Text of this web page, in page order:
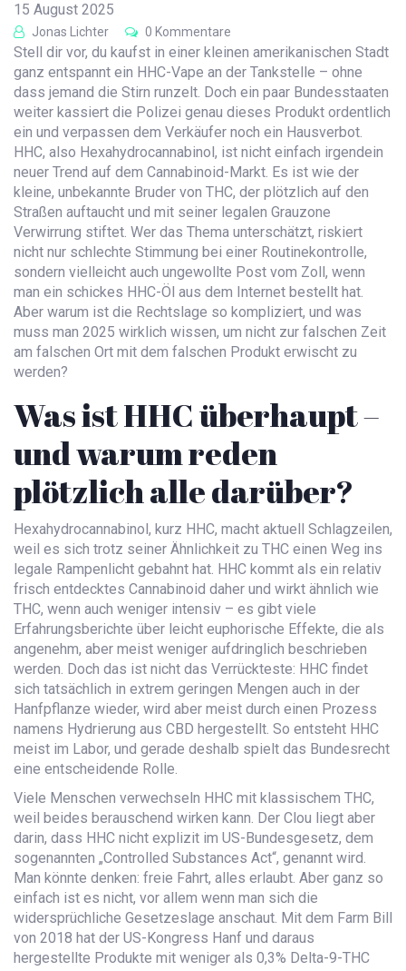
15 August 2025
Jonas Lichter 0 Kommentare
Stell dir vor, du kaufst in einer kleinen amerikanischen Stadt
ganz entspannt ein HHC-Vape an der Tankstelle – ohne
dass jemand die Stirn runzelt. Doch ein paar Bundesstaaten
weiter kassiert die Polizei genau dieses Produkt ordentlich
ein und verpassen dem Verkäufer noch ein Hausverbot.
HHC, also Hexahydrocannabinol, ist nicht einfach irgendein
neuer Trend auf dem Cannabinoid-Markt. Es ist wie der
kleine, unbekannte Bruder von THC, der plötzlich auf den
Straßen auftaucht und mit seiner legalen Grauzone
Verwirrung stiftet. Wer das Thema unterschätzt, riskiert
nicht nur schlechte Stimmung bei einer Routinekontrolle,
sondern vielleicht auch ungewollte Post vom Zoll, wenn
man ein schickes HHC-Öl aus dem Internet bestellt hat.
Aber warum ist die Rechtslage so kompliziert, und was
muss man 2025 wirklich wissen, um nicht zur falschen Zeit
am falschen Ort mit dem falschen Produkt erwischt zu
werden?
Was ist HHC überhaupt –
und warum reden
plötzlich alle darüber?
Hexahydrocannabinol, kurz HHC, macht aktuell Schlagzeilen,
weil es sich trotz seiner Ähnlichkeit zu THC einen Weg ins
legale Rampenlicht gebahnt hat. HHC kommt als ein relativ
frisch entdecktes Cannabinoid daher und wirkt ähnlich wie
THC, wenn auch weniger intensiv – es gibt viele
Erfahrungsberichte über leicht euphorische Effekte, die als
angenehm, aber meist weniger aufdringlich beschrieben
werden. Doch das ist nicht das Verrückteste: HHC findet
sich tatsächlich in extrem geringen Mengen auch in der
Hanfpflanze wieder, wird aber meist durch einen Prozess
namens Hydrierung aus CBD hergestellt. So entsteht HHC
meist im Labor, und gerade deshalb spielt das Bundesrecht
eine entscheidende Rolle.
Viele Menschen verwechseln HHC mit klassischem THC,
weil beides berauschend wirken kann. Der Clou liegt aber
darin, dass HHC nicht explizit im US-Bundesgesetz, dem
sogenannten „Controlled Substances Act“, genannt wird.
Man könnte denken: freie Fahrt, alles erlaubt. Aber ganz so
einfach ist es nicht, vor allem wenn man sich die
widersprüchliche Gesetzeslage anschaut. Mit dem Farm Bill
von 2018 hat der US-Kongress Hanf und daraus
hergestellte Produkte mit weniger als 0,3% Delta-9-THC